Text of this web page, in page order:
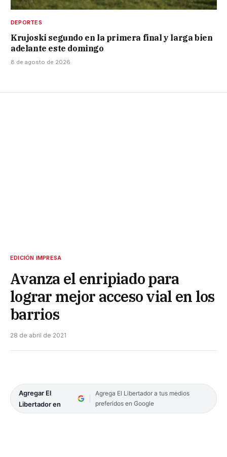
DEPORTES
Krujoski segundo en la primera final y larga bien
adelante este domingo
8 de agosto de 2026
EDICIÓN IMPRESA
Avanza el enripiado para
lograr mejor acceso vial en los
barrios
28 de abril de 2021
Agregar El
Libertador en
Agrega El Libertador a tus medios
preferidos en Google